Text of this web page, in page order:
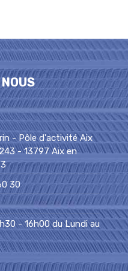
- Pôle d'activité Aix
- 13797 Aix en
30
- 16h00 du Lundi au